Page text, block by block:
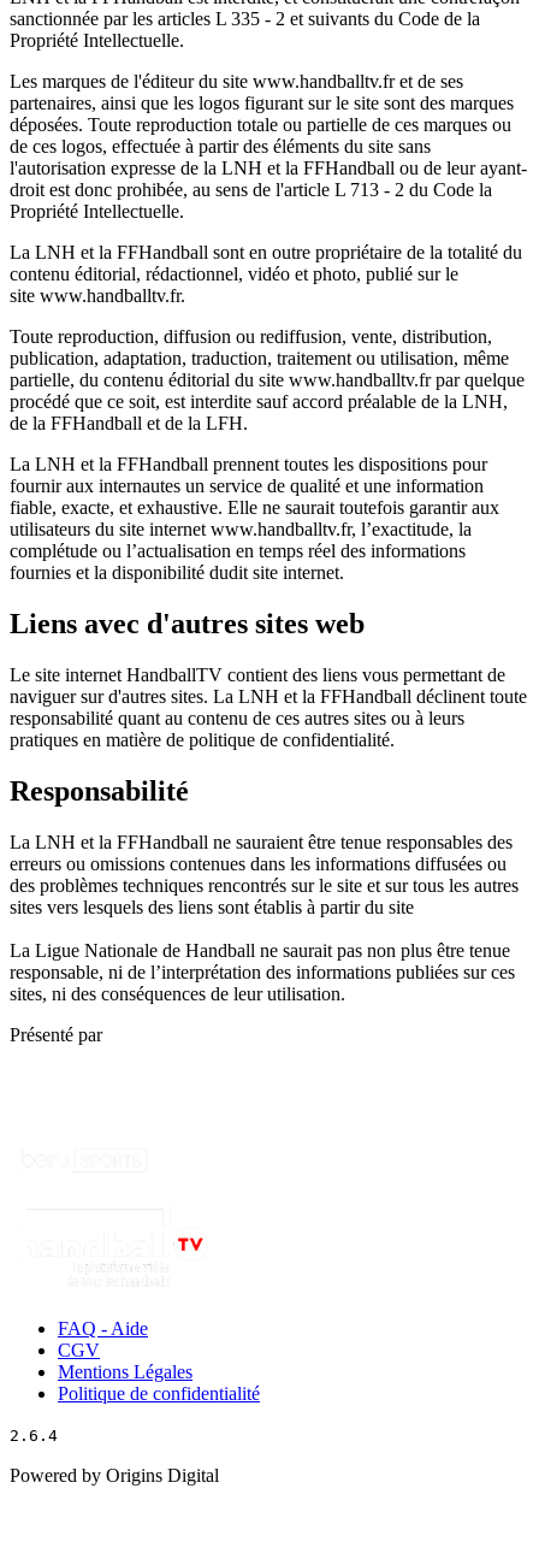
sanctionnée par les articles L 335 - 2 et suivants du Code de la
Propriété Intellectuelle.
Les marques de l'éditeur du site www.handballtv.fr et de ses
partenaires, ainsi que les logos figurant sur le site sont des marques
déposées. Toute reproduction totale ou partielle de ces marques ou
de ces logos, effectuée à partir des éléments du site sans
l'autorisation expresse de la LNH et la FFHandball ou de leur ayant-
droit est donc prohibée, au sens de l'article L 713 - 2 du Code la
Propriété Intellectuelle.
La LNH et la FFHandball sont en outre propriétaire de la totalité du
contenu éditorial, rédactionnel, vidéo et photo, publié sur le
site www.handballtv.fr.
Toute reproduction, diffusion ou rediffusion, vente, distribution,
publication, adaptation, traduction, traitement ou utilisation, même
partielle, du contenu éditorial du site www.handballtv.fr par quelque
procédé que ce soit, est interdite sauf accord préalable de la LNH,
de la FFHandball et de la LFH.
La LNH et la FFHandball prennent toutes les dispositions pour
fournir aux internautes un service de qualité et une information
fiable, exacte, et exhaustive. Elle ne saurait toutefois garantir aux
utilisateurs du site internet www.handballtv.fr, l’exactitude, la
complétude ou l’actualisation en temps réel des informations
fournies et la disponibilité dudit site internet.
Liens avec d'autres sites web
Le site internet HandballTV contient des liens vous permettant de
naviguer sur d'autres sites. La LNH et la FFHandball déclinent toute
responsabilité quant au contenu de ces autres sites ou à leurs
pratiques en matière de politique de confidentialité.
Responsabilité
La LNH et la FFHandball ne sauraient être tenue responsables des
erreurs ou omissions contenues dans les informations diffusées ou
des problèmes techniques rencontrés sur le site et sur tous les autres
sites vers lesquels des liens sont établis à partir du site
La Ligue Nationale de Handball ne saurait pas non plus être tenue
responsable, ni de l’interprétation des informations publiées sur ces
sites, ni des conséquences de leur utilisation.
Présenté par
FAQ - Aide
CGV
Mentions Légales
Politique de confidentialité
2.6.4
Powered by Origins Digital